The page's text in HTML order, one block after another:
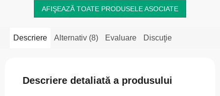
AFIŞEAZĂ TOATE PRODUSELE ASOCIATE
Descriere Alternativ (8) Evaluare Discuţie
Descriere detaliată a produsului